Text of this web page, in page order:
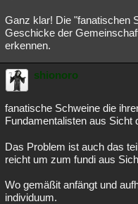
Ganz klar! Die "fanatischen
Geschicke der
erkennen.
shionoro
fanatische Schweine die
Fundamentalisten aus Sicht
Das Problem ist auch das
reicht um zum fundi aus
Wo gemäßit anfängt und
individuum.